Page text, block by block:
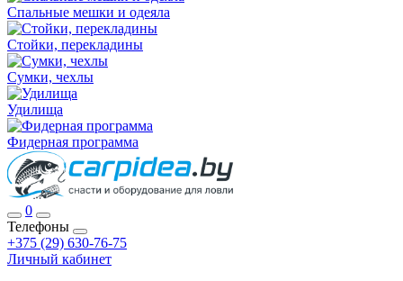
Спальные мешки и одеяла
Стойки, перекладины
Сумки, чехлы
Удилища
Фидерная программа
0
Телефоны
+375 (29) 630-76-75
Личный кабинет